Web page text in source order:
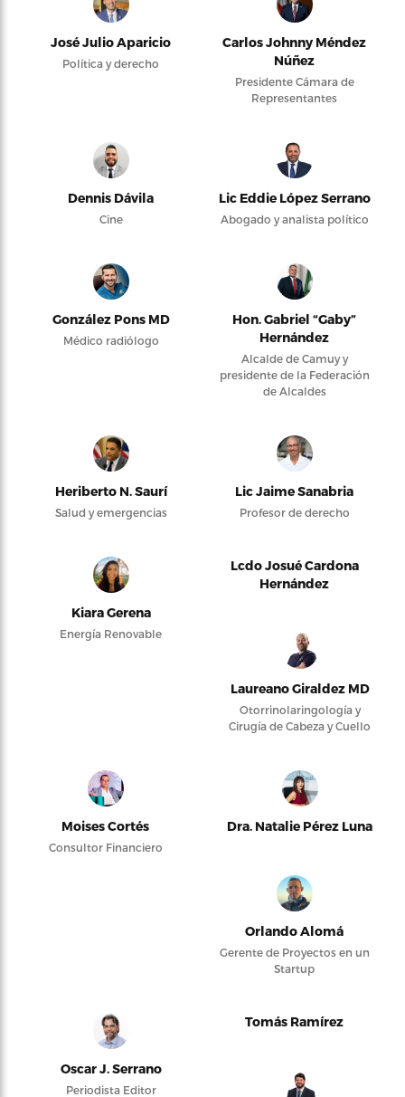
José Julio Aparicio
Política y derecho
Carlos Johnny Méndez
Núñez
Presidente Cámara de
Representantes
Dennis Dávila
Cine
Lic Eddie López Serrano
Abogado y analista político
González Pons MD
Médico radiólogo
Hon. Gabriel “Gaby”
Hernández
Alcalde de Camuy y
presidente de la Federación
de Alcaldes
Heriberto N. Saurí
Salud y emergencias
Lic Jaime Sanabria
Profesor de derecho
Kiara Gerena
Energía Renovable
Lcdo Josué Cardona
Hernández
Laureano Giraldez MD
Otorrinolaringología y
Cirugía de Cabeza y Cuello
Moises Cortés
Consultor Financiero
Dra. Natalie Pérez Luna
Orlando Alomá
Gerente de Proyectos en un
Startup
Oscar J. Serrano
Periodista Editor
Tomás Ramírez